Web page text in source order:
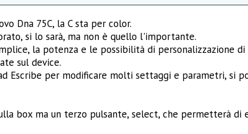
Dna 75C, la C sta per color.
si lo sarà, ma non è quello l'importante.
la potenza e le possibilità di personalizzazione di
sul device.
Escribe per modificare molti settaggi e parametri, si
box ma un terzo pulsante, select, che permetterà di